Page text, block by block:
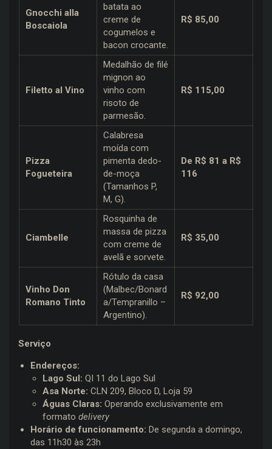
Gnocchi alla
Boscaiola
batata ao
creme de
cogumelos e
bacon crocante.
R$ 85,00
Filetto al Vino
Medalhão de filé
mignon ao
vinho com
risoto de
parmesão.
R$ 115,00
Pizza
Fogueteira
Calabresa
moída com
pimenta dedo-
de-moça
(Tamanhos P,
M, G).
De R$ 81 a R$
116
Ciambelle
Rosquinha de
massa de pizza
com creme de
avelã e sorvete.
R$ 35,00
Vinho Don
Romano Tinto
Rótulo da casa
(Malbec/Bonard
a/Tempranillo –
Argentino).
R$ 92,00
Serviço
Endereços:
Lago Sul: QI 11 do Lago Sul
Asa Norte: CLN 209, Bloco D, Loja 59
Águas Claras: Operando exclusivamente em
formato delivery
Horário de funcionamento: De segunda a domingo,
das 11h30 às 23h